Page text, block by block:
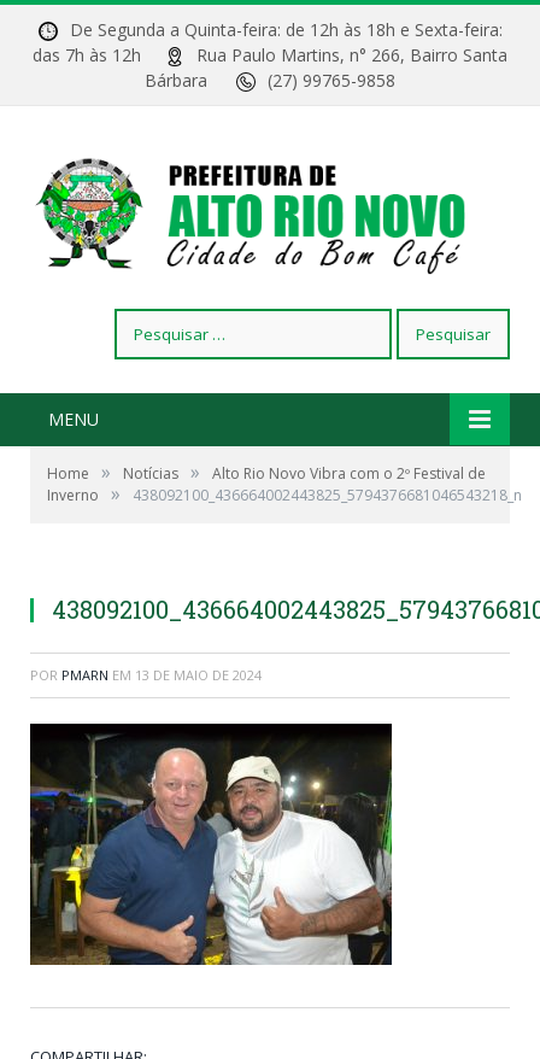
De Segunda a Quinta-feira: de 12h às 18h e Sexta-feira:
das 7h às 12h
Rua Paulo Martins, n° 266, Bairro Santa
Bárbara
(27) 99765-9858
por:
MENU
Home » Notícias »
Alto Rio Novo Vibra com o 2º Festival de
Inverno
» 438092100_436664002443825_5794376681046543218_n
POR PMARN EM 13 DE MAIO DE 2024